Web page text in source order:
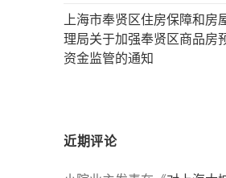
上海市奉贤区住房保障和房
理局关于加强奉贤区商品房
资金监管的通知
近期评论